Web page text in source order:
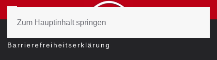
Zum Hauptinhalt springen
Barrierefreiheitserklärung